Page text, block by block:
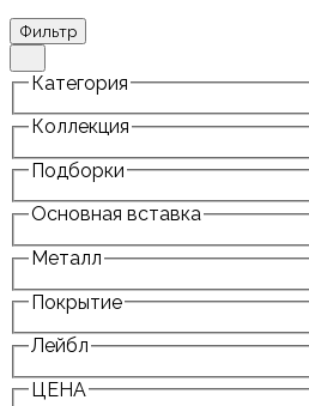
Фильтр
Категория
Коллекция
Подборки
Основная вставка
Металл
Покрытие
Лейбл
ЦЕНА